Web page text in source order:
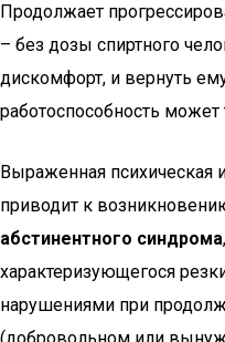
Продолжает
– без дозы спиртного
дискомфорт, и вернуть
работоспособность может
Выраженная психическая
приводит к
абстинентного синдрома
характеризующегося
нарушениями при